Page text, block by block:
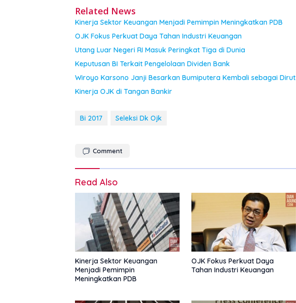
Related News
Kinerja Sektor Keuangan Menjadi Pemimpin Meningkatkan PDB
OJK Fokus Perkuat Daya Tahan Industri Keuangan
Utang Luar Negeri RI Masuk Peringkat Tiga di Dunia
Keputusan BI Terkait Pengelolaan Dividen Bank
Wiroyo Karsono Janji Besarkan Bumiputera Kembali sebagai Dirut
Kinerja OJK di Tangan Bankir
Bi 2017 Seleksi Dk Ojk
Comment
Read Also
Kinerja Sektor Keuangan
Menjadi Pemimpin
Meningkatkan PDB
OJK Fokus Perkuat Daya
Tahan Industri Keuangan